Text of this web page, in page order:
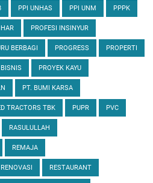
PPI UNHAS PPI UNM PPPK
PROFESI INSINYUR
BERBAGI PROGRESS PROPERTI
PROYEK KAYU
PT. BUMI KARSA
TRACTORS TBK PUPR PVC
RASULULLAH
REMAJA
RENOVASI RESTAURANT